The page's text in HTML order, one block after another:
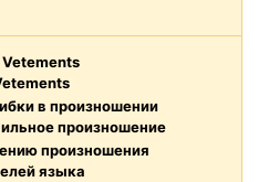
в произношении
произношение
произношения
языка